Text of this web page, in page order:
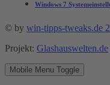
Windows 7
© by win-tipps-tweaks.de
Projekt: Glashauswelten.de
Mobile Menu Toggle